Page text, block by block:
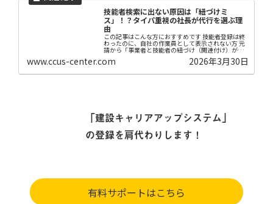
技能者検索に出ない原因は「紐づけミ
ス」！？タイパ重視の社長が代行を選ぶ理
由
この記事はこんな方におすすめです 技能者登録は終
わったのに、自社の作業員として表示されない方 元
請から「事業者と技能者の紐づけ（関連付け）がで
きていない」と言われた方 グリーンサイト連携でエ
ラーが出て困っている方 【はじめに】 技能者登録
www.ccus-center.com 2026年3月30日
「建設キャリアアップシステム」
の登録を肩代わりします！
有料サポートはこちら